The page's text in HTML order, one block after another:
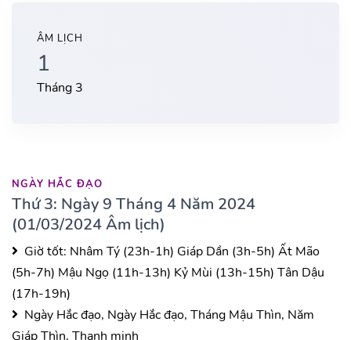
ÂM LỊCH
1
Tháng 3
NGÀY HẮC ĐẠO
Thứ 3: Ngày 9 Tháng 4 Năm 2024
(01/03/2024 Âm lịch)
Giờ tốt: Nhâm Tý (23h-1h) Giáp Dần (3h-5h) Ất Mão
(5h-7h) Mậu Ngọ (11h-13h) Kỷ Mùi (13h-15h) Tân Dậu
(17h-19h)
Ngày Hắc đạo, Ngày Hắc đạo, Tháng Mậu Thìn, Năm
Giáp Thìn, Thanh minh